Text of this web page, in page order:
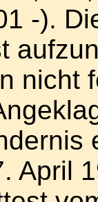
-).
nicht
April